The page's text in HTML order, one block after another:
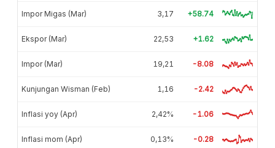
Impor Migas (Mar) 3,17 +58.74
Ekspor (Mar) 22,53 +1.62
Impor (Mar) 19,21 -8.08
Kunjungan Wisman (Feb) 1,16 -2.42
Inflasi yoy (Apr) 2,42% -1.06
Inflasi mom (Apr) 0,13% -0.28